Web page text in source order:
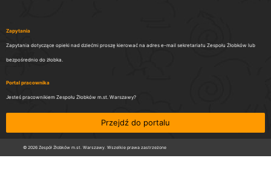
Zapytania
Zapytania dotyczące opieki nad dziećmi proszę kierować na adres e-mail sekretariatu Zespołu Żłobków lub
bezpośrednio do żłobka.
Portal pracownika
Jesteś pracownikiem Zespołu Żłobków m.st. Warszawy?
Przejdź do portalu
© 2026 Zespół Żłobków m.st. Warszawy. Wszelkie prawa zastrzeżone